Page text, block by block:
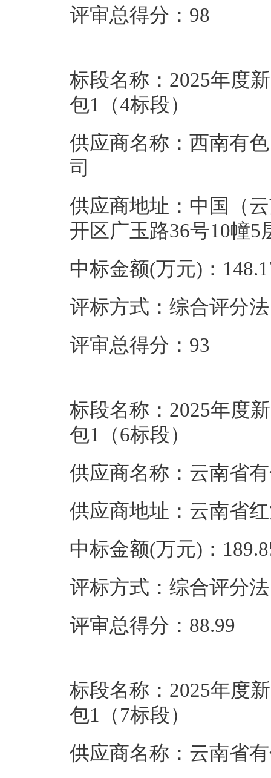
评审总得分：98
标段名称：2025年度
包1（4标段）
供应商名称：西南有
司
供应商地址：中国（
开区广玉路36号10幢5
中标金额(万元)：
评标方式：综合评分法
评审总得分：93
标段名称：2025年度
包1（6标段）
供应商名称：云南省
供应商地址：云南省
中标金额(万元)：
评标方式：综合评分法
评审总得分：88.99
标段名称：2025年度
包1（7标段）
供应商名称：云南省